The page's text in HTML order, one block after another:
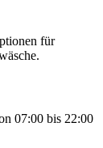
für
07:00 bis 22:00